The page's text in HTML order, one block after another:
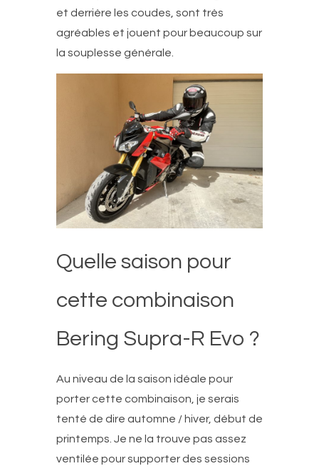
et derrière les coudes, sont très
agréables et jouent pour beaucoup sur
la souplesse générale.
Quelle saison pour
cette combinaison
Bering Supra-R Evo ?
Au niveau de la saison idéale pour
porter cette combinaison, je serais
tenté de dire automne / hiver, début de
printemps. Je ne la trouve pas assez
ventilée pour supporter des sessions